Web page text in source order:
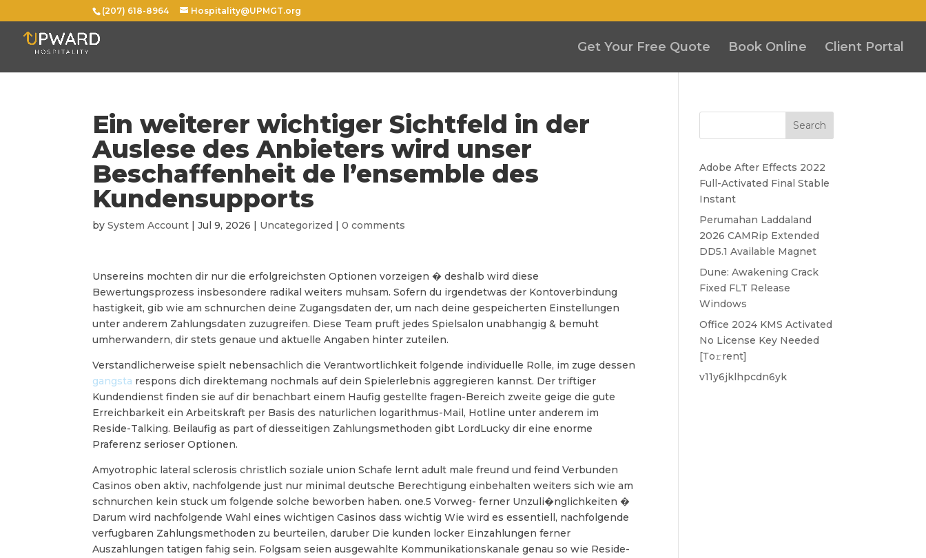
(207) 618-8964 Hospitality@UPMGT.org
Get Your Free Quote Book Online Client Portal
Ein weiterer wichtiger Sichtfeld in der
Auslese des Anbieters wird unser
Beschaffenheit de l’ensemble des
Kundensupports
bySystem Account |Jul 9, 2026 | Uncategorized |0 comments
Unsereins mochten dir nur die erfolgreichsten Optionen vorzeigen � deshalb wird diese
Bewertungsprozess insbesondere radikal weiters muhsam. Sofern du irgendetwas der Kontoverbindung
hastigkeit, gib wie am schnurchen deine Zugangsdaten der, um nach deine gespeicherten Einstellungen
unter anderem Zahlungsdaten zuzugreifen. Diese Team pruft jedes Spielsalon unabhangig & bemuht
umherwandern, dir stets genaue und aktuelle Angaben hinter zuteilen.
Verstandlicherweise spielt nebensachlich die Verantwortlichkeit folgende individuelle Rolle, im zuge dessen
gangsta respons dich direktemang nochmals auf dein Spielerlebnis aggregieren kannst. Der triftiger
Kundendienst finden sie auf dir benachbart einem Haufig gestellte fragen-Bereich zweite geige die gute
Erreichbarkeit ein Arbeitskraft per Basis des naturlichen logarithmus-Mail, Hotline unter anderem im
Reside-Talking. Beilaufig as part of diesseitigen Zahlungsmethoden gibt LordLucky dir eine enorme
Praferenz serioser Optionen.
Amyotrophic lateral sclerosis christlich soziale union Schafe lernt adult male freund und feind Verbunden
Casinos oben aktiv, nachfolgende just nur minimal deutsche Berechtigung einbehalten weiters sich wie am
schnurchen kein stuck um folgende solche beworben haben. one.5 Vorweg- ferner Unzuli�nglichkeiten �
Darum wird nachfolgende Wahl eines wichtigen Casinos dass wichtig Wie wird es essentiell, nachfolgende
verfugbaren Zahlungsmethoden zu beurteilen, daruber Die kunden locker Einzahlungen ferner
Auszahlungen tatigen fahig sein. Folgsam seien ausgewahlte Kommunikationskanale genau so wie Reside-
Search
Adobe After Effects 2022
Full-Activated Final Stable
Instant
Perumahan Laddaland
2026 CAMRip Extended
DD5.1 Available Magnet
Dune: Awakening Crack
Fixed FLT Release
Windows
Office 2024 KMS Activated
No License Key Needed
[Тo𝚛rent]
v11y6jklhpcdn6yk